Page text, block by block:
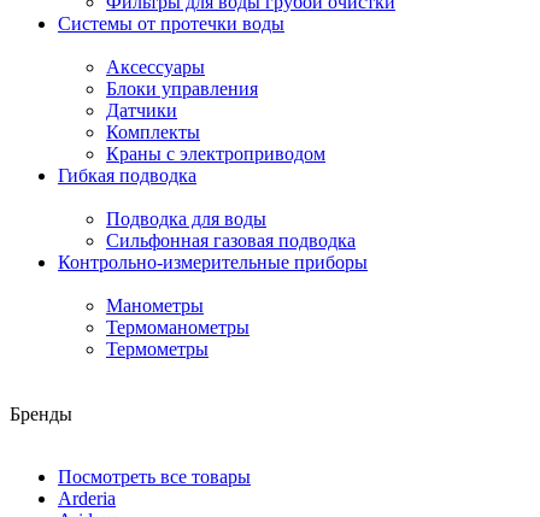
Системы от протечки воды
Аксессуары
Блоки управления
Датчики
Комплекты
Краны с электроприводом
Гибкая подводка
Подводка для воды
Сильфонная газовая подводка
Контрольно-измерительные приборы
Манометры
Термоманометры
Термометры
Бренды
Посмотреть все товары
Arderia